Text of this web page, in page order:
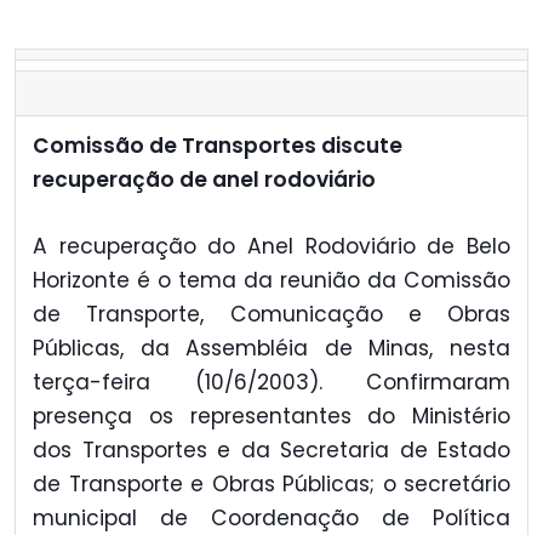
Comissão de Transportes discute
recuperação de anel rodoviário
A recuperação do Anel Rodoviário de Belo
Horizonte é o tema da reunião da Comissão
de Transporte, Comunicação e Obras
Públicas, da Assembléia de Minas, nesta
terça-feira (10/6/2003). Confirmaram
presença os representantes do Ministério
dos Transportes e da Secretaria de Estado
de Transporte e Obras Públicas; o secretário
municipal de Coordenação de Política